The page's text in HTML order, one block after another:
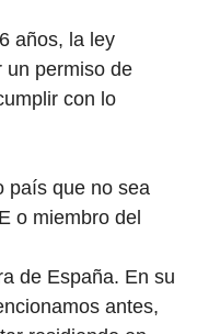
años, la ley
un permiso de
con lo
país que no sea
o miembro del
de España. En su
antes,